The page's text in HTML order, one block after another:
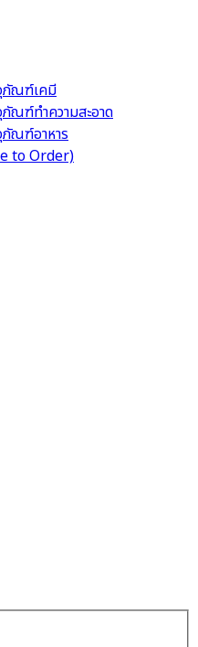
ภัณฑ์เคมี
ณฑ์ทำความสะอาด
ภัณฑ์อาหาร
to Order)